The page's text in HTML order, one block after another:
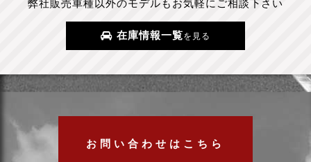
弊社販売車種以外のモデルもお気軽にご相談下さい
在庫情報一覧を見る
お問い合わせはこちら